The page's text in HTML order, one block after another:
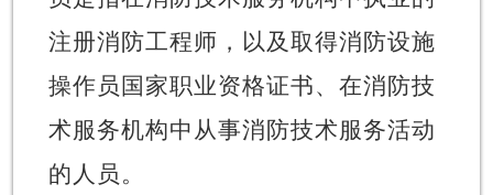
注册消防工程师，以及取得消防设施
操作员国家职业资格证书、在消防技
术服务机构中从事消防技术服务活动
的人员。